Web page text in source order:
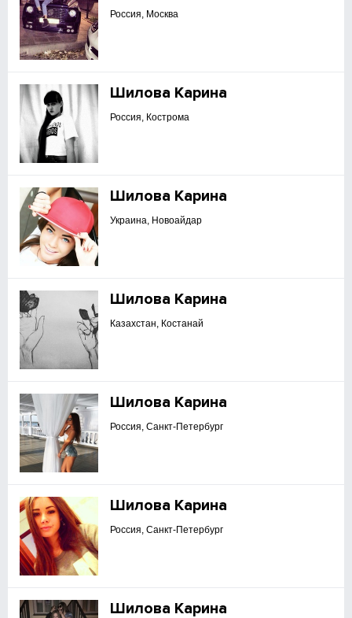
Россия, Москва
Шилова Карина
Россия, Кострома
Шилова Карина
Украина, Новоайдар
Шилова Карина
Казахстан, Костанай
Шилова Карина
Россия, Санкт-Петербург
Шилова Карина
Россия, Санкт-Петербург
Шилова Карина